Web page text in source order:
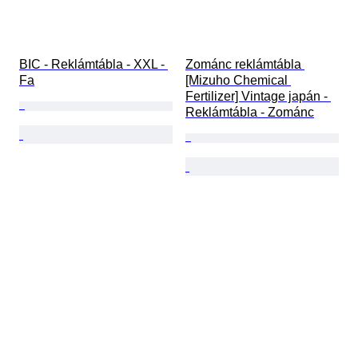
BIC - Reklámtábla - XXL -
Fa
Zománc reklámtábla
[Mizuho Chemical
Fertilizer] Vintage japán -
Reklámtábla - Zománc